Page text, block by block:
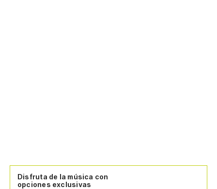
Disfruta de la música con
opciones exclusivas